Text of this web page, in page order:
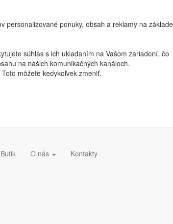
ponuky, obsah a reklamy na
súhlas s ich ukladaním na Vašom zariadení, čo
na našich komunikačných kanáloch.
môžete kedykoľvek zmeniť.
Butik O nás Kontakty